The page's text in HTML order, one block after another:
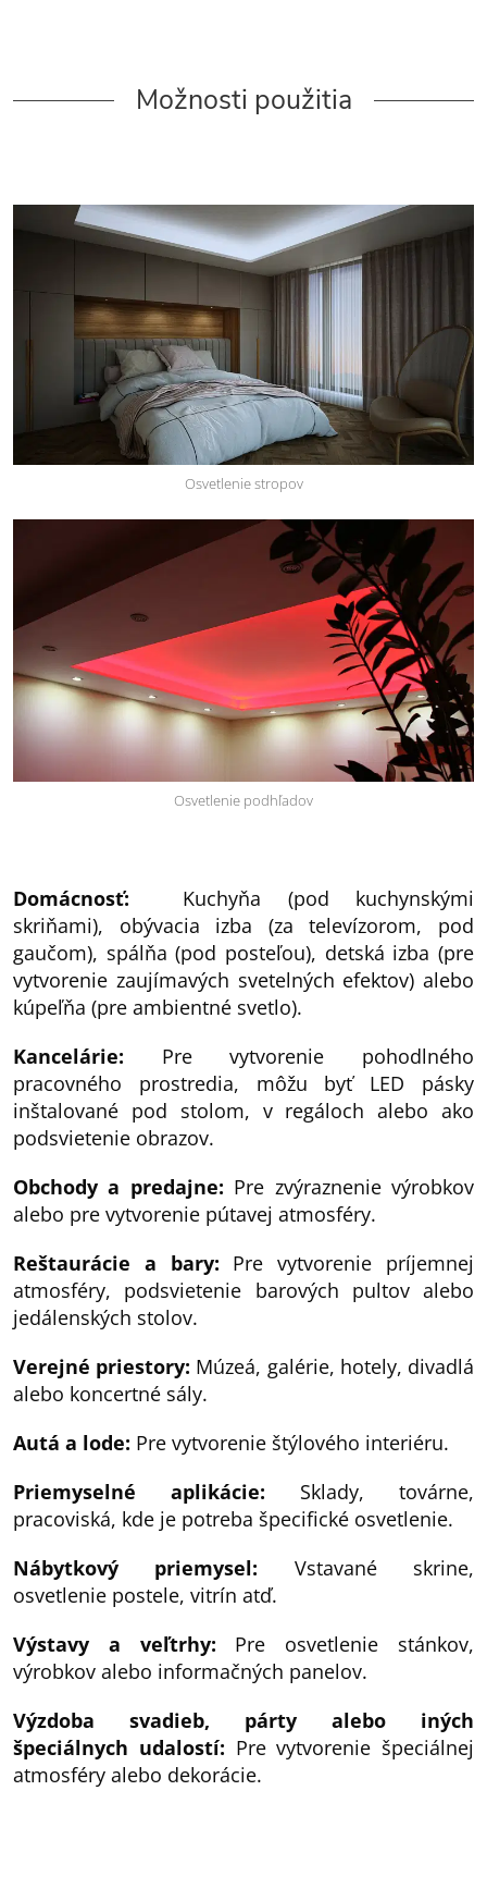
Možnosti použitia
Osvetlenie stropov
Osvetlenie podhľadov
Domácnosť:
Kuchyňa (pod kuchynskými
skriňami), obývacia izba (za televízorom, pod
gaučom), spálňa (pod posteľou), detská izba (pre
vytvorenie zaujímavých svetelných efektov) alebo
kúpeľňa (pre ambientné svetlo).
Kancelárie: Pre vytvorenie pohodlného
pracovného prostredia, môžu byť LED pásky
inštalované pod stolom, v regáloch alebo ako
podsvietenie obrazov.
Obchody a predajne: Pre zvýraznenie výrobkov
alebo pre vytvorenie pútavej atmosféry.
Reštaurácie a bary: Pre vytvorenie príjemnej
atmosféry, podsvietenie barových pultov alebo
jedálenských stolov.
Verejné priestory: Múzeá, galérie, hotely, divadlá
alebo koncertné sály.
Autá a lode: Pre vytvorenie štýlového interiéru.
Priemyselné aplikácie: Sklady, továrne,
pracoviská, kde je potreba špecifické osvetlenie.
Nábytkový priemysel: Vstavané skrine,
osvetlenie postele, vitrín atď.
Výstavy a veľtrhy: Pre osvetlenie stánkov,
výrobkov alebo informačných panelov.
Výzdoba svadieb, párty alebo iných
špeciálnych udalostí: Pre vytvorenie špeciálnej
atmosféry alebo dekorácie.